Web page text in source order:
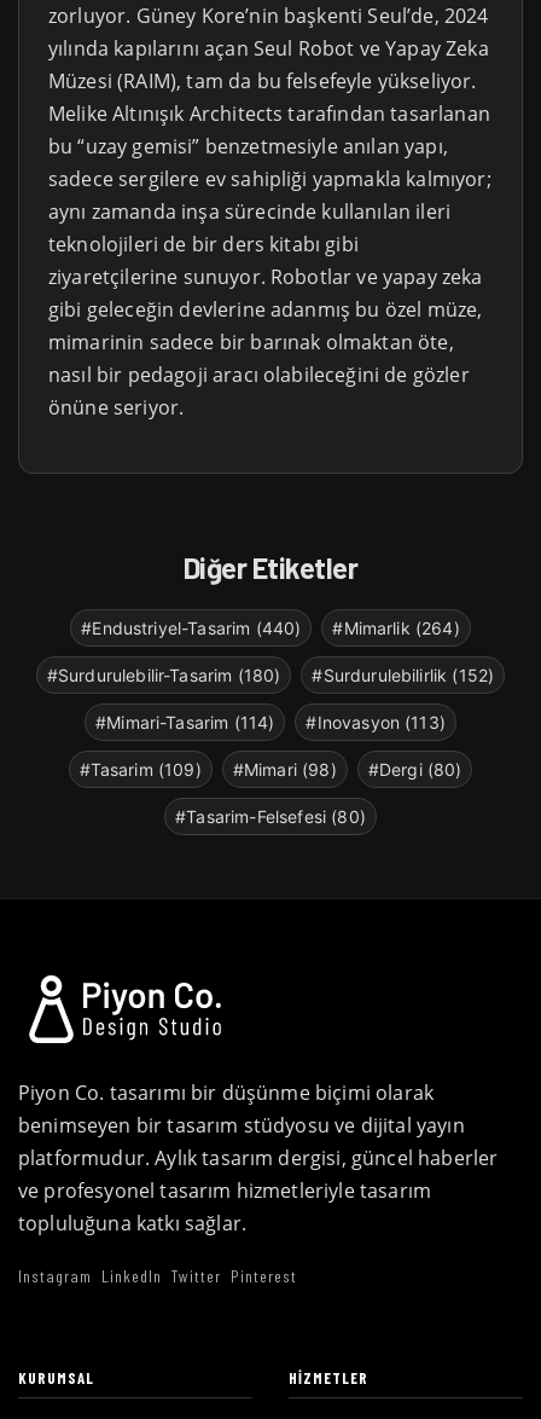
zorluyor. Güney Kore’nin başkenti Seul’de, 2024
yılında kapılarını açan Seul Robot ve Yapay Zeka
Müzesi (RAIM), tam da bu felsefeyle yükseliyor.
Melike Altınışık Architects tarafından tasarlanan
bu “uzay gemisi” benzetmesiyle anılan yapı,
sadece sergilere ev sahipliği yapmakla kalmıyor;
aynı zamanda inşa sürecinde kullanılan ileri
teknolojileri de bir ders kitabı gibi
ziyaretçilerine sunuyor. Robotlar ve yapay zeka
gibi geleceğin devlerine adanmış bu özel müze,
mimarinin sadece bir barınak olmaktan öte,
nasıl bir pedagoji aracı olabileceğini de gözler
önüne seriyor.
Diğer Etiketler
#Endustriyel-Tasarim (440) #Mimarlik (264)
#Surdurulebilir-Tasarim (180) #Surdurulebilirlik (152)
#Mimari-Tasarim (114) #Inovasyon (113)
#Tasarim (109) #Mimari (98) #Dergi (80)
#Tasarim-Felsefesi (80)
Piyon Co. tasarımı bir düşünme biçimi olarak
benimseyen bir tasarım stüdyosu ve dijital yayın
platformudur. Aylık tasarım dergisi, güncel haberler
ve profesyonel tasarım hizmetleriyle tasarım
topluluğuna katkı sağlar.
Instagram LinkedIn Twitter Pinterest
KURUMSAL HIZMETLER